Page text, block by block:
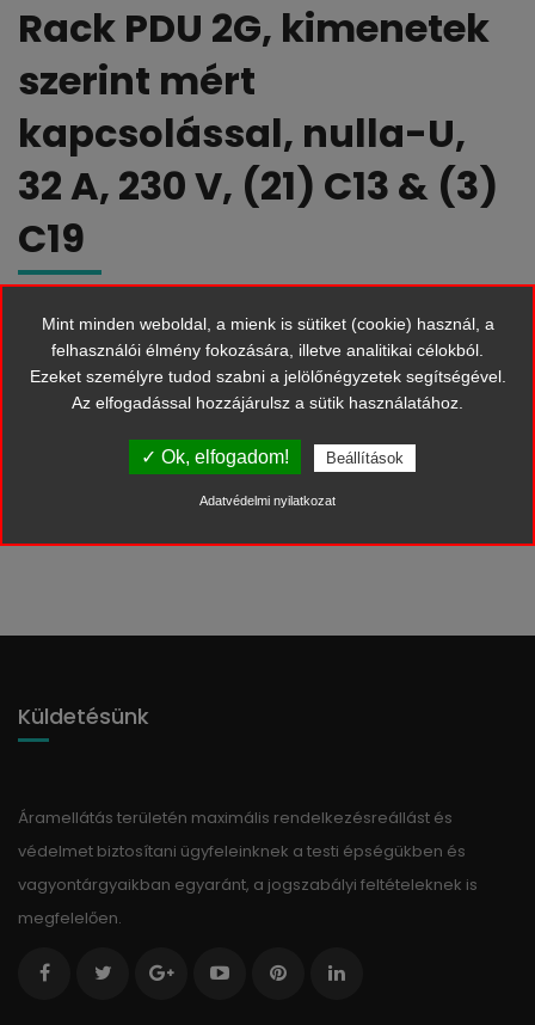
Rack PDU 2G, kimenetek
szerint mért
kapcsolással, nulla-U,
32 A, 230 V, (21) C13 & (3)
C19
Az APC aljzatonként mért kapcsolt rackes elosztó berendezések (PDU)
fejlett, a felhasználó által testre szabható áramvezérlést és egyéni aljzat
szintű árammérést tesznek lehetővé. A távoli aljzatvezérléssel ellenőrizheti
az áramellátást, így újraindíthatja a zárolt berendezéseket, és egyedileg
elkerülheti az aljzatok illetéktelen használatát.
Küldetésünk
Áramellátás területén maximális rendelkezésreállást és
védelmet biztosítani ügyfeleinknek a testi épségükben és
vagyontárgyaikban egyaránt, a jogszabályi feltételeknek is
megfelelően.
Mint minden weboldal, a mienk is sütiket (cookie) használ, a
felhasználói élmény fokozására, illetve analitikai célokból.
Ezeket személyre tudod szabni a jelölőnégyzetek segítségével.
Az elfogadással hozzájárulsz a sütik használatához.
✓ Ok, elfogadom! Beállítások
Adatvédelmi nyilatkozat